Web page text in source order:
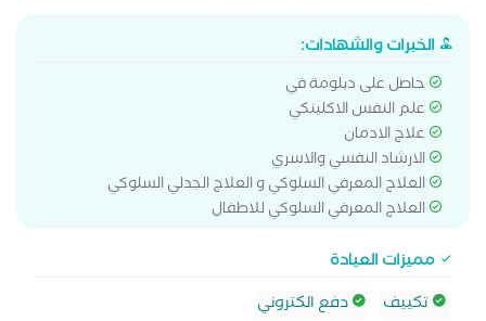
الخبرات والشهادات:
حاصل على دبلومة في
علم النفس الاكلينكي
علاج الادمان
الارشاد النفسي والاسري
العلاج المعرفي السلوكي و العلاج الجدلي السلوكي
العلاج المعرفي السلوكي للاطفال
مميزات العيادة
تكييف
دفع الكتروني